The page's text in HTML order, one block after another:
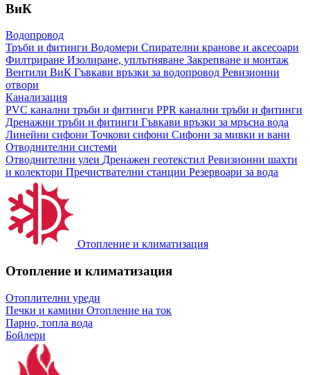
ВиК
Водопровод
Тръби и фитинги Водомери Спирателни кранове и аксесоари
Филтриране Изолиране, уплътняване Закрепване и монтаж
Вентили ВиК Гъвкави връзки за водопровод Ревизионни
отвори
Канализация
PVC канални тръби и фитинги PPR канални тръби и фитинги
Дренажни тръби и фитинги Гъвкави връзки за мръсна вода
Линейни сифони Точкови сифони Сифони за мивки и вани
Отводнителни системи
Отводнителни улеи Дренажен геотекстил Ревизионни шахти
и колектори Пречиствателни станции Резервоари за вода
Отопление и климатизация
Отопление и климатизация
Отоплителни уреди
Печки и камини Отопление на ток
Парно, топла вода
Бойлери